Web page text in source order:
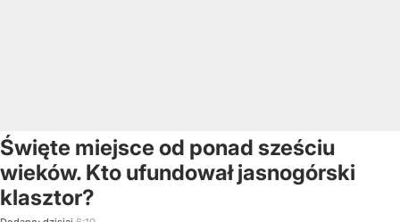
Święte miejsce od ponad sześciu
wieków. Kto ufundował jasnogórski
klasztor?